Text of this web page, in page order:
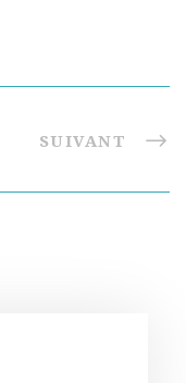
SUIVANT